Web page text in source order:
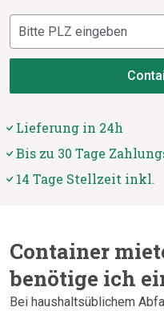
Lieferung in 24h
Bis zu 30 Tage
14 Tage Stellzeit inkl.
Container
benötige ich
Bei haushaltsüblichem